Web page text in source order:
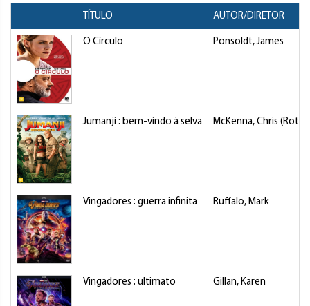
TÍTULO AUTOR/DIRETOR
O Círculo Ponsoldt, James
Jumanji : bem-vindo à selva McKenna, Chris
Vingadores : guerra infinita Ruffalo, Mark
Vingadores : ultimato Gillan, Karen